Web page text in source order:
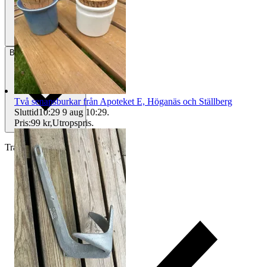
Betalning Via Tradera
Traderas köparskydd
Två senapsburkar från Apoteket E, Höganäs och Ställberg
Sluttid10:29 9 aug 10:29.
Pris:99 kr,Utropspris.